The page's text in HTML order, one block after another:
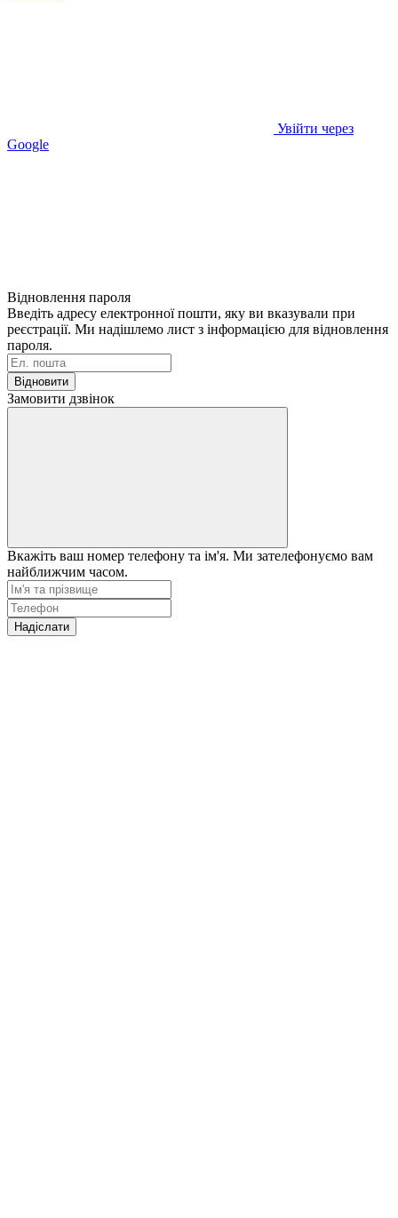
Увійти через
Google
Відновлення пароля
Введіть адресу електронної пошти, яку ви вказували при
реєстрації. Ми надішлемо лист з інформацією для відновлення
пароля.
Відновити
Замовити дзвінок
Вкажіть ваш номер телефону та ім'я. Ми зателефонуємо вам
найближчим часом.
Надіслати